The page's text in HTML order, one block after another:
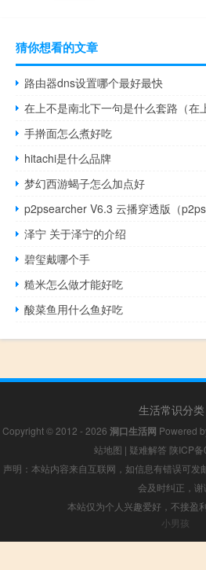
猜你想看的文章
路由器dns设置哪个最好最快
在上不是南北下一句是什么套路（在
手擀面怎么煮好吃
hitachi是什么品牌
梦幻西游蝎子怎么加点好
泽宁 关于泽宁的介绍
碧玺戴哪个手
糙米怎么做才能好吃
酸菜鱼用什么鱼好吃
生活常识分类
Copyright © 2012 - 2026 洞口生活网 Powered
站地图 | 疑难解答 陕ICP
声明：本站内容来自互联网，如信息有错误可
会及时纠正，谢
本站仅为个人兴趣爱好，不接盈
小男孩